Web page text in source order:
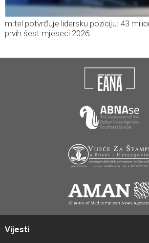
m:tel potvrđuje lidersku poziciju: 43
prvih šest mjeseci 2026.
Vijesti